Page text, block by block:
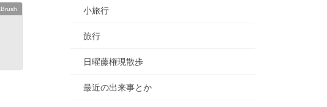
小旅行
旅行
日曜藤権現散歩
最近の出来事とか